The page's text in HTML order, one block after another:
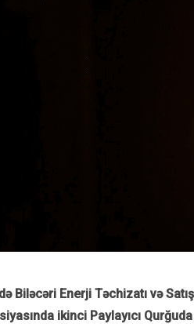
Biləcəri Enerji Təchizatı və
ikinci Paylayıcı